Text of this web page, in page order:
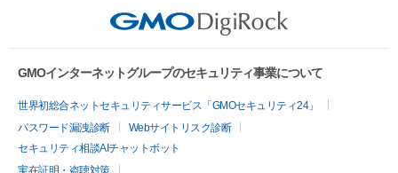
GMOインターネットグループのセキュリティ事業について
世界初総合ネットセキュリティサービス「GMOセキュリティ24」
パスワード漏洩診断
Webサイトリスク診断
セキュリティ相談AIチャットボット
実在証明・盗聴対策